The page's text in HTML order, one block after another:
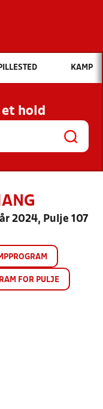
vil du søge efter?
OG NYHEDER
OG
KAMP
hold
2024, Pulje 107
FOR PULJE